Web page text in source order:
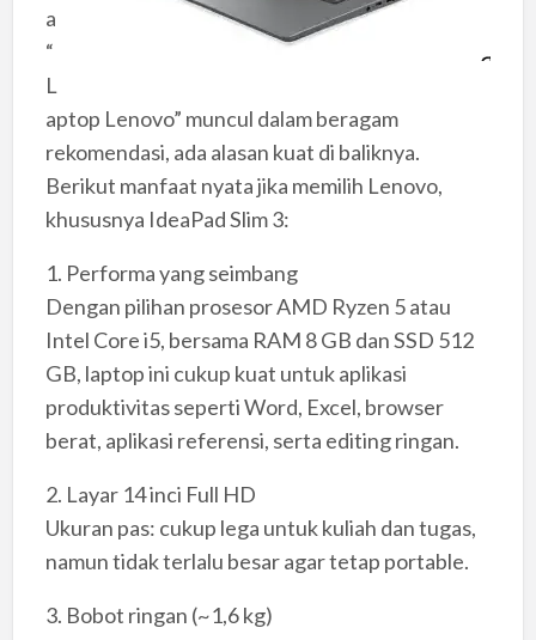
a
“
L
aptop Lenovo” muncul dalam beragam
rekomendasi, ada alasan kuat di baliknya.
Berikut manfaat nyata jika memilih Lenovo,
khususnya IdeaPad Slim 3:
1. Performa yang seimbang
Dengan pilihan prosesor AMD Ryzen 5 atau
Intel Core i5, bersama RAM 8 GB dan SSD 512
GB, laptop ini cukup kuat untuk aplikasi
produktivitas seperti Word, Excel, browser
berat, aplikasi referensi, serta editing ringan.
2. Layar 14 inci Full HD
Ukuran pas: cukup lega untuk kuliah dan tugas,
namun tidak terlalu besar agar tetap portable.
3. Bobot ringan (~1,6 kg)